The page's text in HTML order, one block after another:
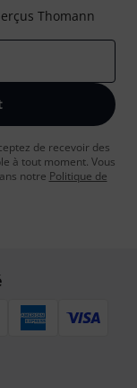
Thomann
de recevoir des
à tout moment. Vous
notre Politique de